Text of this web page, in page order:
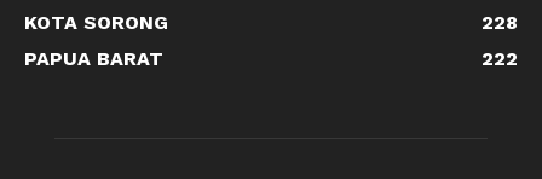
KOTA SORONG
228
PAPUA BARAT
222